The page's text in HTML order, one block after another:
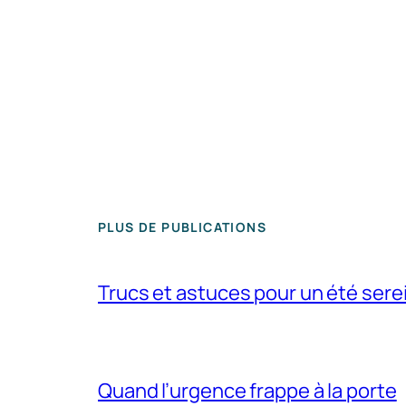
PLUS DE PUBLICATIONS
Trucs et astuces pour un été
Quand l’urgence frappe à la porte